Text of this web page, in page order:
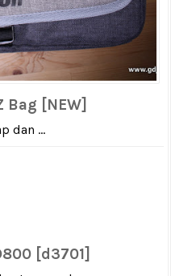
Bag [NEW]
dan ...
[d3701]